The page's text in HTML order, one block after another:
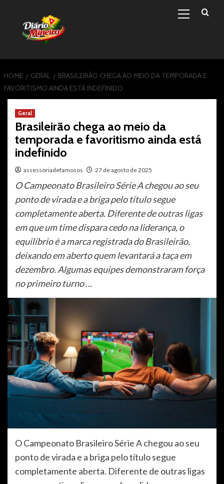
content
Menu
HOME GERAL
BRASILEIRÃO CHEGA AO MEIO DA TEMPORADA E
FAVORITISMO AINDA ESTÁ INDEFINIDO
Geral
Brasileirão chega ao meio da
temporada e favoritismo ainda está
indefinido
assessoriadefamosos 27 de agosto de 2025
O Campeonato Brasileiro Série A chegou ao seu
ponto de virada e a briga pelo título segue
completamente aberta. Diferente de outras ligas
em que um time dispara cedo na liderança, o
equilíbrio é a marca registrada do Brasileirão,
deixando em aberto quem levantará a taça em
dezembro. Algumas equipes demonstraram força
no primeiro turno …
O Campeonato Brasileiro Série A chegou ao seu
ponto de virada e a briga pelo título segue
completamente aberta. Diferente de outras ligas